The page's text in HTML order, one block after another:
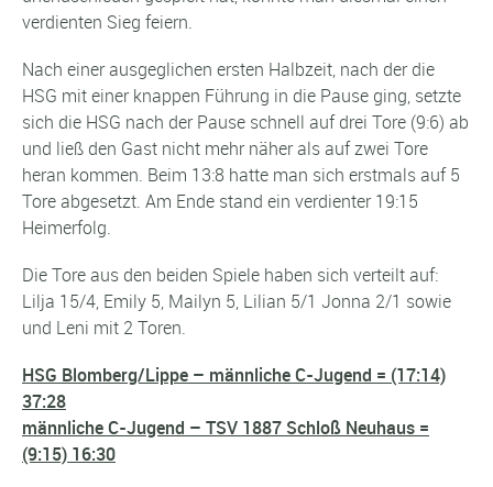
verdienten Sieg feiern.
Nach einer ausgeglichen ersten Halbzeit, nach der die
HSG mit einer knappen Führung in die Pause ging, setzte
sich die HSG nach der Pause schnell auf drei Tore (9:6) ab
und ließ den Gast nicht mehr näher als auf zwei Tore
heran kommen. Beim 13:8 hatte man sich erstmals auf 5
Tore abgesetzt. Am Ende stand ein verdienter 19:15
Heimerfolg.
Die Tore aus den beiden Spiele haben sich verteilt auf:
Lilja 15/4, Emily 5, Mailyn 5, Lilian 5/1 Jonna 2/1 sowie
und Leni mit 2 Toren.
HSG Blomberg/Lippe – männliche C-Jugend = (17:14)
37:28
männliche C-Jugend – TSV 1887 Schloß Neuhaus =
(9:15) 16:30